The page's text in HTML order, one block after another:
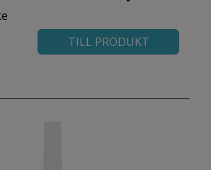
TILL PRODUKT